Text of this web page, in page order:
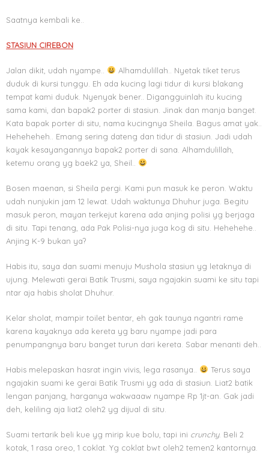
Saatnya kembali ke..
STASIUN CIREBON
Jalan dikit, udah nyampe..
Alhamdulillah.. Nyetak tiket terus
duduk di kursi tunggu. Eh ada kucing lagi tidur di kursi blakang
tempat kami duduk. Nyenyak bener.. Digangguinlah itu kucing
sama kami, dan bapak2 porter di stasiun. Jinak dan manja banget.
Kata bapak porter di situ, nama kucingnya Sheila. Bagus amat yak..
Heheheheh.. Emang sering dateng dan tidur di stasiun. Jadi udah
kayak kesayangannya bapak2 porter di sana. Alhamdulillah,
ketemu orang yg baek2 ya, Sheil..
Bosen maenan, si Sheila pergi. Kami pun masuk ke peron. Waktu
udah nunjukin jam 12 lewat. Udah waktunya Dhuhur juga. Begitu
masuk peron, mayan terkejut karena ada anjing polisi yg berjaga
di situ. Tapi tenang, ada Pak Polisi-nya juga kog di situ. Hehehehe..
Anjing K-9 bukan ya?
Habis itu, saya dan suami menuju Mushola stasiun yg letaknya di
ujung. Melewati gerai Batik Trusmi, saya ngajakin suami ke situ tapi
ntar aja habis sholat Dhuhur.
Kelar sholat, mampir toilet bentar, eh gak taunya ngantri rame
karena kayaknya ada kereta yg baru nyampe jadi para
penumpangnya baru banget turun dari kereta. Sabar menanti deh..
Habis melepaskan hasrat ingin vivis, lega rasanya..
Terus saya
ngajakin suami ke gerai Batik Trusmi yg ada di stasiun. Liat2 batik
lengan panjang, harganya wakwaaaw nyampe Rp 1jt-an. Gak jadi
deh, keliling aja liat2 oleh2 yg dijual di situ.
Suami tertarik beli kue yg mirip kue bolu, tapi ini crunchy. Beli 2
kotak, 1 rasa oreo, 1 coklat. Yg coklat bwt oleh2 temen2 kantornya.